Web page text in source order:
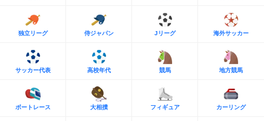
独立リーグ 侍ジャパン Jリーグ 海外サッカー
サッカー代表 高校年代 競馬 地方競馬
ボートレース 大相撲 フィギュア カーリング